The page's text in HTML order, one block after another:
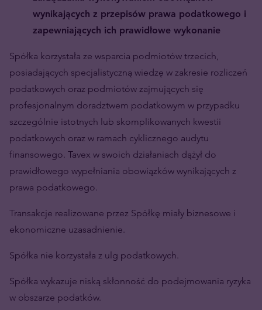
wynikających z przepisów prawa podatkowego i
zapewniających ich prawidłowe wykonanie
Spółka korzystała ze wsparcia podmiotów trzecich,
posiadających specjalistyczną wiedzę w zakresie rozliczeń
podatkowych oraz podmiotów zajmujących się
profesjonalnym doradztwem podatkowym w przypadku
szczególnie istotnych lub skomplikowanych kwestii
podatkowych oraz w ramach cyklicznego audytu
finansowego. Tavex w swoich działaniach dążył do
prawidłowego wypełniania obowiązków wynikających z
prawa podatkowego.
Transakcje realizowane przez Spółkę miały biznesowe i
ekonomiczne uzasadnienie.
Spółka nie korzystała z ulg podatkowych.
Spółka wykazuje niską skłonność do podejmowania ryzyka
w obszarze podatków.